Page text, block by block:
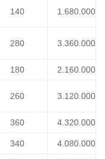
140 1.680.000
280 3.360.000
180 2.160.000
260 3.120.000
360 4.320.000
340 4.080.000